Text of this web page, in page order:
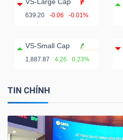
639.20 -0.06 -0.01%
VS-Small Cap
1,887.87 4.26 0.23%
TIN CHÍNH